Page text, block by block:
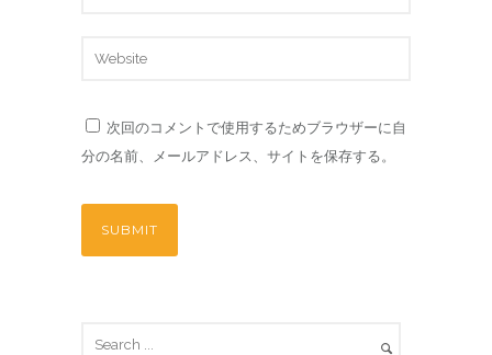
次回のコメントで使用するためブラウザーに自
分の名前、メールアドレス、サイトを保存する。